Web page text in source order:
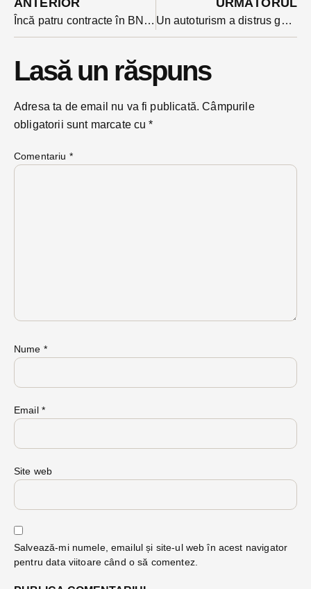
ANTERIOR
Încă patru contracte în BN prin conducta de bani guvernamentali ”Anghel Saligny”. Vor fi reguli noi
URMĂTORUL
Un autoturism a distrus gardul unității militare din Bistrița. Două mașini implicate
Lasă un răspuns
Adresa ta de email nu va fi publicată. Câmpurile
obligatorii sunt marcate cu*
Comentariu *
Nume *
Email *
Site web
Salvează-mi numele, emailul și site-ul web în acest navigator
pentru data viitoare când o să comentez.